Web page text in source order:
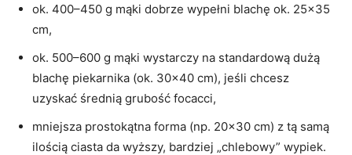
ok. 400–450 g mąki dobrze wypełni blachę ok. 25×35
cm,
ok. 500–600 g mąki wystarczy na standardową dużą
blachę piekarnika (ok. 30×40 cm), jeśli chcesz
uzyskać średnią grubość focacci,
mniejsza prostokątna forma (np. 20×30 cm) z tą samą
ilością ciasta da wyższy, bardziej „chlebowy” wypiek.